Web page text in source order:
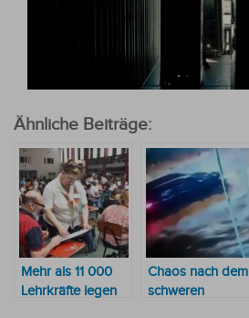
Ähnliche Beiträge:
Mehr als 11 000
Lehrkräfte legen
Chaos nach dem
schweren